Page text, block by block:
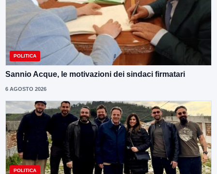
POLITICA
Sannio Acque, le motivazioni dei sindaci firmatari
6 AGOSTO 2026
POLITICA